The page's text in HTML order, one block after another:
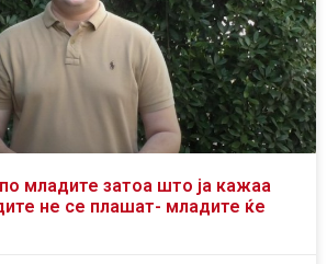
младите затоа што ја кажаа
не се плашат- младите ќе